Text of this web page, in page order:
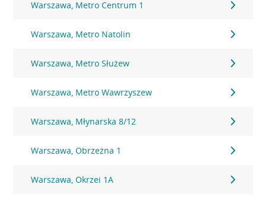
Warszawa, Metro Centrum 1
Warszawa, Metro Natolin
Warszawa, Metro Służew
Warszawa, Metro Wawrzyszew
Warszawa, Młynarska 8/12
Warszawa, Obrzeżna 1
Warszawa, Okrzei 1A